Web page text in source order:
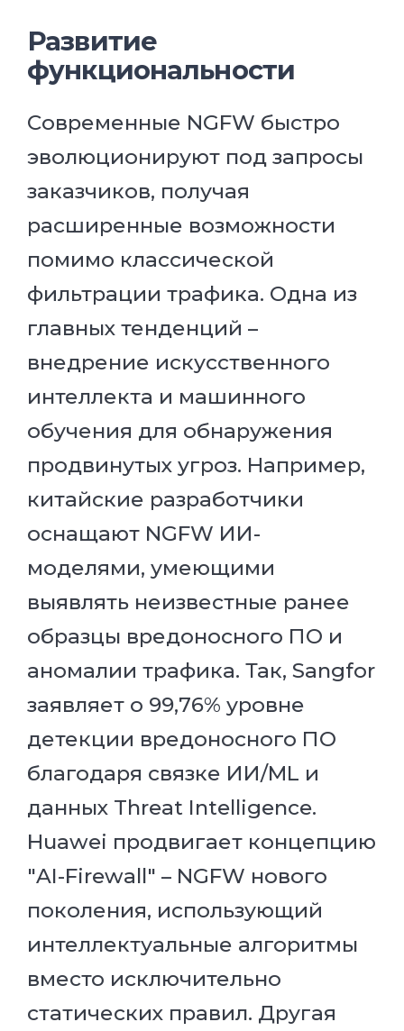
Развитие
функциональности
Современные NGFW быстро
эволюционируют под запросы
заказчиков, получая
расширенные возможности
помимо классической
фильтрации трафика. Одна из
главных тенденций –
внедрение искусственного
интеллекта и машинного
обучения для обнаружения
продвинутых угроз. Например,
китайские разработчики
оснащают NGFW ИИ-
моделями, умеющими
выявлять неизвестные ранее
образцы вредоносного ПО и
аномалии трафика. Так, Sangfor
заявляет о 99,76% уровне
детекции вредоносного ПО
благодаря связке ИИ/ML и
данных Threat Intelligence.
Huawei продвигает концепцию
"AI-Firewall" – NGFW нового
поколения, использующий
интеллектуальные алгоритмы
вместо исключительно
статических правил. Другая